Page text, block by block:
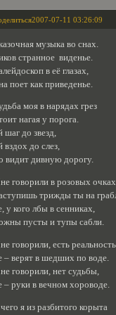
2007-07-11 03:26:09
музыка во снах.
странное виденье.
в её глазах,
поет как приведенье.
моя в нарядах грез
нагая у порога.
шаг до звезд,
вздох до слез,
видит дивную дорогу.
говорили в розовых очках
трижды ты на
у кого лбы в сенниках,
пусты и тупы сабли.
говорили, есть
– верят в шедших по воде.
говорили, нет судьбы,
– руки в вечном хороводе.
я из разбитого корыта